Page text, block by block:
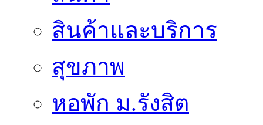
สินค้าและบริการ
สุขภาพ
หอพัก ม.รังสิต